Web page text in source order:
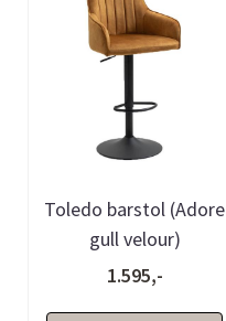
Toledo barstol (Adore
gull velour)
1.595,-